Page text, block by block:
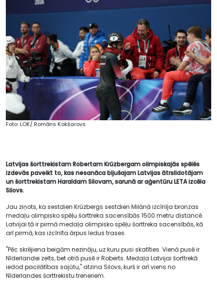
Foto: LOK/ Romāns Kokšarovs
Latvijas šorttrekistam Robertam Krūzbergam olimpiskajās spēlēs
izdevās paveikt to, kas nesanāca bijušajam Latvijas ātrslidotājam
un šorttrekistam Haraldam Silovam, sarunā ar aģentūru LETA izcēla
Silovs.
Jau ziņots, ka sestdien Krūzbergs sestdien Milānā izcīnīja bronzas
medaļu olimpisko spēļu šorttreka sacensībās 1500 metru distancē.
Latvijai tā ir pirmā medaļa olimpisko spēļu šorttreka sacensībās, kā
arī pirmā, kas izcīnīta ārpus ledus trases.
"Pēc skrējiena beigām nezināju, uz kuru pusi skatīties. Vienā pusē ir
Nīderlandei zelts, bet otrā pusē ir Roberts. Medaļa Latvijai šorttrekā
iedod pacilātības sajūtu," atzina Silovs, kurš ir arī viens no
Nīderlandes šorttrekistu treneriem.